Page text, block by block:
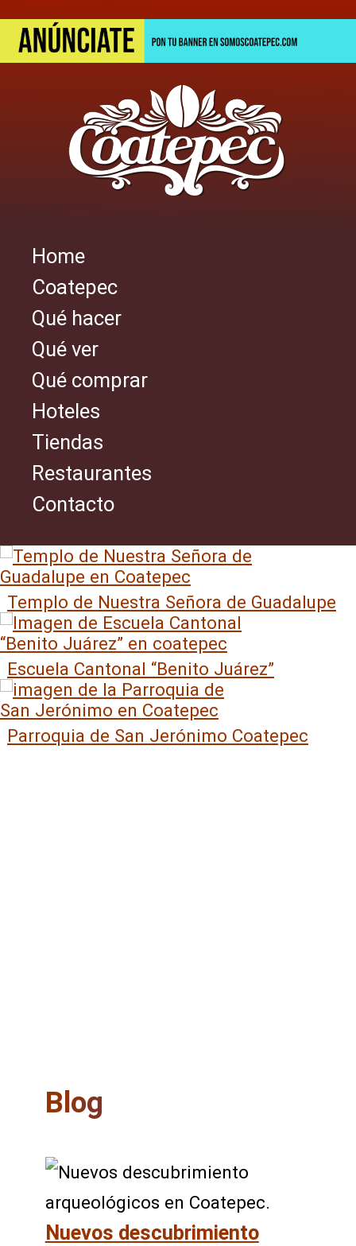
main
Navegación
principal
Home
Coatepec
Qué hacer
Qué ver
Qué comprar
Hoteles
Tiendas
Restaurantes
Contacto
Templo de Nuestra Señora de Guadalupe
Escuela Cantonal “Benito Juárez”
Parroquia de San Jerónimo Coatepec
Blog
Nuevos descubrimiento